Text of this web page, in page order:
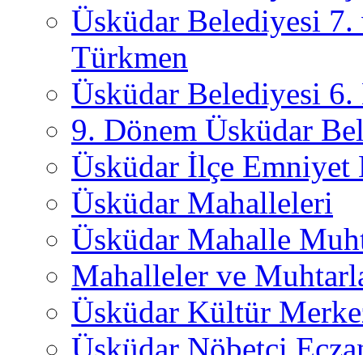
Üsküdar Belediyesi
Türkmen
Üsküdar Belediyesi 6.
9. Dönem Üsküdar
Üsküdar İlçe
Üsküdar Mahalleleri
Üsküdar Mahalle
Mahalleler ve
Üsküdar Kültür